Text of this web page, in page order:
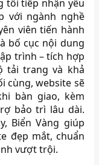
tôi tiếp nhận yêu
với ngành nghề
viên tiến hành
bố cục nội dung
trình – tích hợp
tải trang và khả
cùng, website sẽ
bàn giao, kèm
bảo trì lâu dài.
Biển Vàng giúp
đẹp mắt, chuẩn
vượt trội.